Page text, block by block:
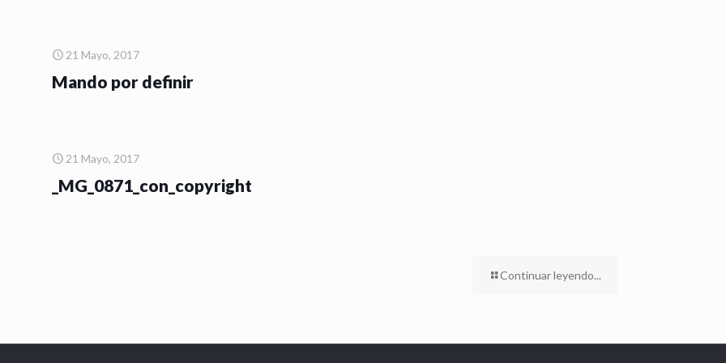
21 Mayo, 2017
Mando por definir
21 Mayo, 2017
_MG_0871_con_copyright
Continuar leyendo...